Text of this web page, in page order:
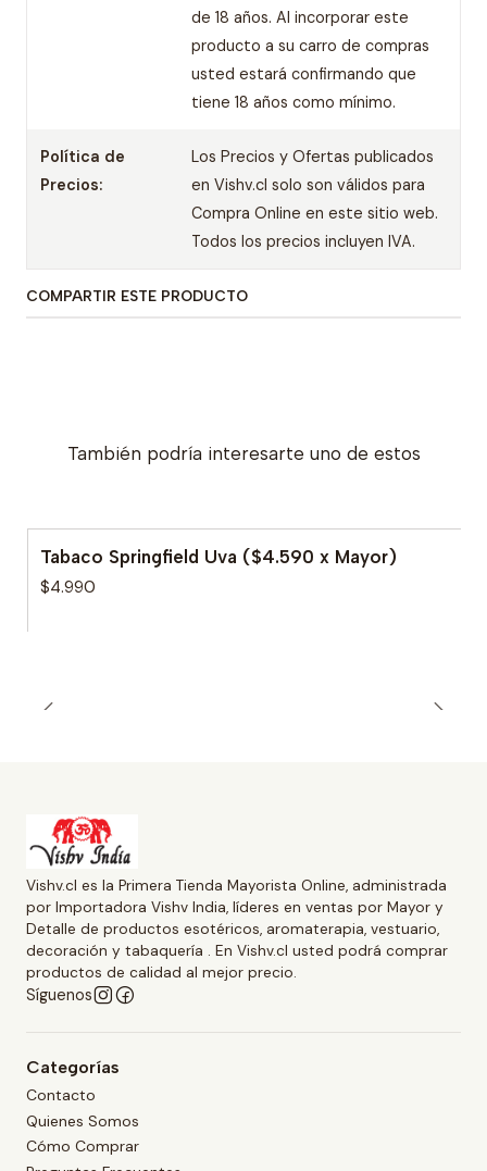
de 18 años. Al incorporar este
producto a su carro de compras
usted estará confirmando que
tiene 18 años como mínimo.
Política de
Precios:
Los Precios y Ofertas publicados
en Vishv.cl solo son válidos para
Compra Online en este sitio web.
Todos los precios incluyen IVA.
COMPARTIR ESTE PRODUCTO
También podría interesarte uno de estos
Tabaco Springfield Uva ($4.590 x Mayor)
$4.990
Vishv.cl es la Primera Tienda Mayorista Online, administrada
por Importadora Vishv India, líderes en ventas por Mayor y
Detalle de productos esotéricos, aromaterapia, vestuario,
decoración y tabaquería . En Vishv.cl usted podrá comprar
productos de calidad al mejor precio.
Síguenos
Categorías
Contacto
Quienes Somos
Cómo Comprar